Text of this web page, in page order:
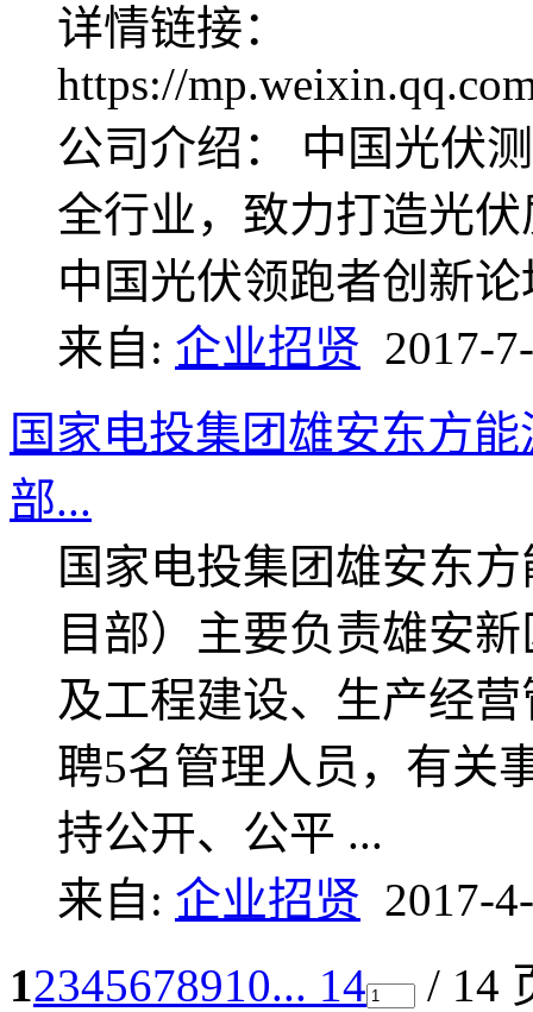
详情链接：
https://
公司介绍： 中国光伏
全行业，致力打造光
中国光伏领跑者创新
来自: 企业招贤 2017-
国家电投集团雄安东方
部...
国家电投集团雄安东
目部）主要负责雄安
及工程建设、生产经
聘5名管理人员，有关
持公开、公平 ...
来自: 企业招贤 2017-
12345678910... 14 / 14